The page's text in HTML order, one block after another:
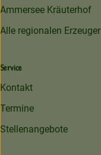
Ammersee Kräuterhof
Alle regionalen Erzeuger
Service
Kontakt
Termine
Stellenangebote